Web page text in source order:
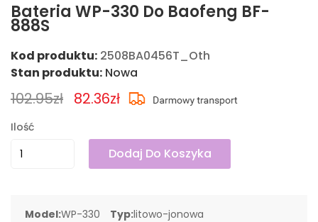
Bateria WP-330 Do Baofeng BF-
888S
Kod produktu: 2508BA0456T_Oth
Stan produktu: Nowa
102.95zł 82.36zł
Ilość
Dodaj Do Koszyka
Model:WP-330 Typ:litowo-jonowa